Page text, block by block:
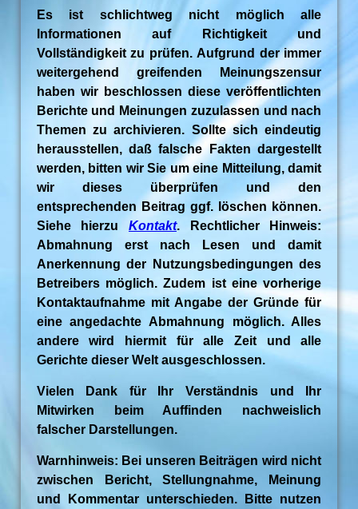
Es ist schlichtweg nicht möglich alle
Informationen auf Richtigkeit und
Vollständigkeit zu prüfen. Aufgrund der immer
weitergehend greifenden Meinungszensur
haben wir beschlossen diese veröffentlichten
Berichte und Meinungen zuzulassen und nach
Themen zu archivieren. Sollte sich eindeutig
herausstellen, daß falsche Fakten dargestellt
werden, bitten wir Sie um eine Mitteilung, damit
wir dieses überprüfen und den
entsprechenden Beitrag ggf. löschen können.
Siehe hierzu Kontakt. Rechtlicher Hinweis:
Abmahnung erst nach Lesen und damit
Anerkennung der Nutzungsbedingungen des
Betreibers möglich. Zudem ist eine vorherige
Kontaktaufnahme mit Angabe der Gründe für
eine angedachte Abmahnung möglich. Alles
andere wird hiermit für alle Zeit und alle
Gerichte dieser Welt ausgeschlossen.
Vielen Dank für Ihr Verständnis und Ihr
Mitwirken beim Auffinden nachweislich
falscher Darstellungen.
Warnhinweis: Bei unseren Beiträgen wird nicht
zwischen Bericht, Stellungnahme, Meinung
und Kommentar unterschieden. Bitte nutzen